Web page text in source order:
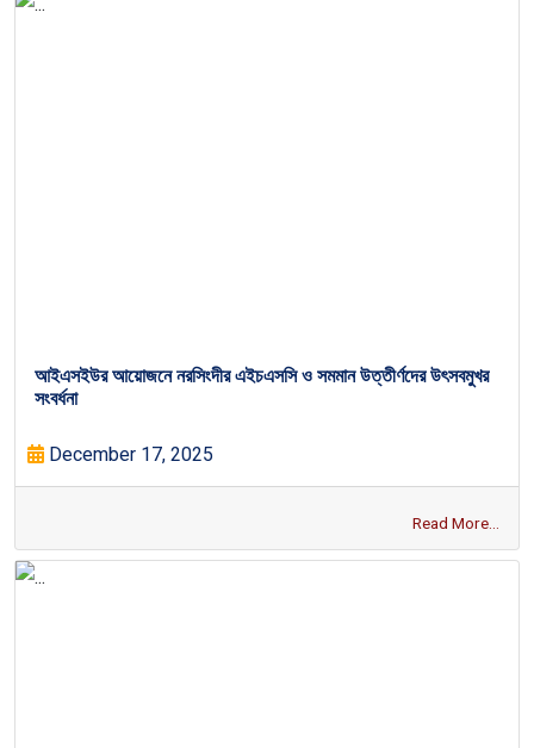
আইএসইউর আয়োজনে নরসিংদীর এইচএসসি ও সমমান উত্তীর্ণদের উৎসবমুখর
সংবর্ধনা
December 17, 2025
Read More...